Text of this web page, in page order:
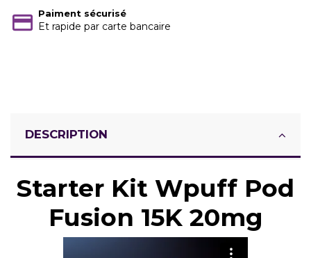
Paiment sécurisé
Et rapide par carte bancaire
DESCRIPTION
Starter Kit Wpuff Pod
Fusion 15K 20mg